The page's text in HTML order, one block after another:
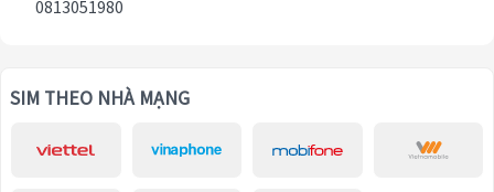
0813051980
SIM THEO NHÀ MẠNG